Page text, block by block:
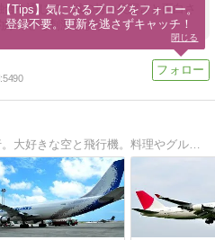
を通じて、城の持つ奥深さと面白さ
奇心を刺激します。
5490
車好きのドライブ、温泉旅行。大好きな空と飛行機。料理やグルメ情報も。
【Tips】気になるブログをフォロー。
登録不要。更新を逃さずキャッチ！
閉じる